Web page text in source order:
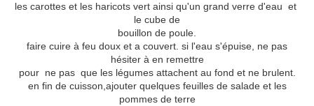
les carottes et les haricots vert ainsi qu'un grand verre d'eau et
le cube de
bouillon de poule.
faire cuire à feu doux et a couvert. si l'eau s'épuise, ne pas
hésiter à en remettre
pour ne pas que les légumes attachent au fond et ne brulent.
en fin de cuisson,ajouter quelques feuilles de salade et les
pommes de terre